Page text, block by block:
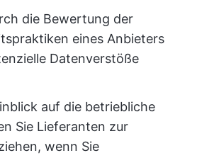
die Bewertung der
eines Anbieters
Datenverstöße
auf die betriebliche
Sie Lieferanten zur
wenn Sie